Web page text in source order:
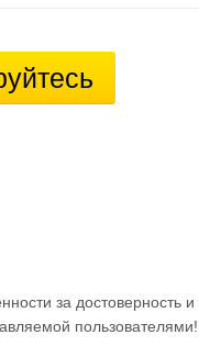
за достоверность и
пользователями!